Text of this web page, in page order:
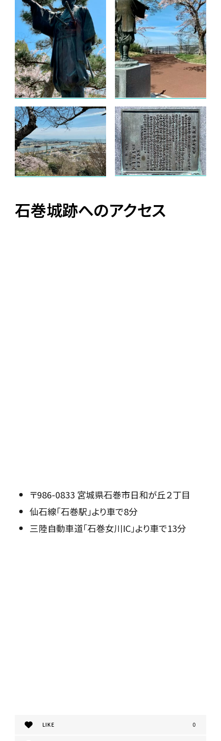
石巻城跡へのアクセス
〒986-0833 宮城県石巻市日和が丘２丁目
仙石線「石巻駅」より車で8分
三陸自動車道「石巻女川IC」より車で13分
LIKE 0